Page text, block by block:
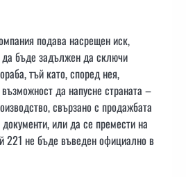
подава насрещен иск,
да бъде задължен да сключи
тъй като, според нея,
да напусне страната –
свързано с продажбата
или да се премести на
221 не бъде въведен официално в